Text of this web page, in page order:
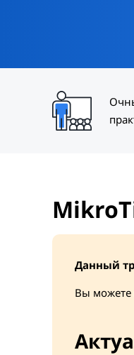
Данный
Вы можете